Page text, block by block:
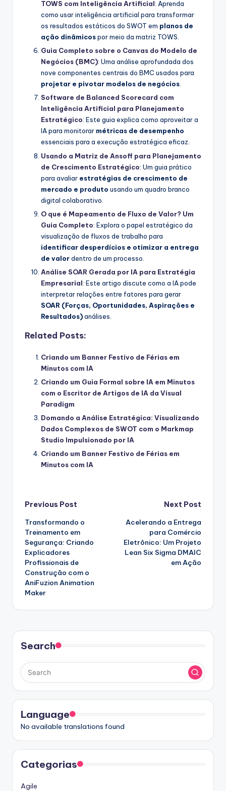
TOWS com Inteligência Artificial: Aprenda
como usar inteligência artificial para transformar
os resultados estáticos do SWOT em planos de
ação dinâmicospor meio da matriz TOWS.
Guia Completo sobre o Canvas do Modelo de
Negócios (BMC): Uma análise aprofundada dos
nove componentes centrais do BMC usados para
projetar e pivotar modelos de negócios.
Software de Balanced Scorecard com
Inteligência Artificial para Planejamento
Estratégico: Este guia explica como aproveitar a
IA para monitorar métricas de desempenho
essenciais para a execução estratégica eficaz.
Usando a Matriz de Ansoff para Planejamento
de Crescimento Estratégico: Um guia prático
para avaliar estratégias de crescimento de
mercado e produto usando um quadro branco
digital colaborativo.
O que é Mapeamento de Fluxo de Valor? Um
Guia Completo: Explora o papel estratégico da
visualização de fluxos de trabalho para
identificar desperdícios e otimizar a entrega
de valordentro de um processo.
Análise SOAR Gerada por IA para Estratégia
Empresarial: Este artigo discute como a IA pode
interpretar relações entre fatores para gerar
SOAR (Forças, Oportunidades, Aspirações e
Resultados)análises.
Related Posts:
Criando um Banner Festivo de Férias em
Minutos com IA
Criando um Guia Formal sobre IA em Minutos
com o Escritor de Artigos de IA da Visual
Paradigm
Domando a Análise Estratégica: Visualizando
Dados Complexos de SWOT com o Markmap
Studio Impulsionado por IA
Criando um Banner Festivo de Férias em
Minutos com IA
Post
navigation
Previous Post
Transformando o
Treinamento em
Segurança: Criando
Explicadores
Profissionais de
Construção com o
AniFuzion Animation
Maker
Next Post
Acelerando a Entrega
para Comércio
Eletrônico: Um Projeto
Lean Six Sigma DMAIC
em Ação
Search
Language
No available translations found
Categorias
Agile